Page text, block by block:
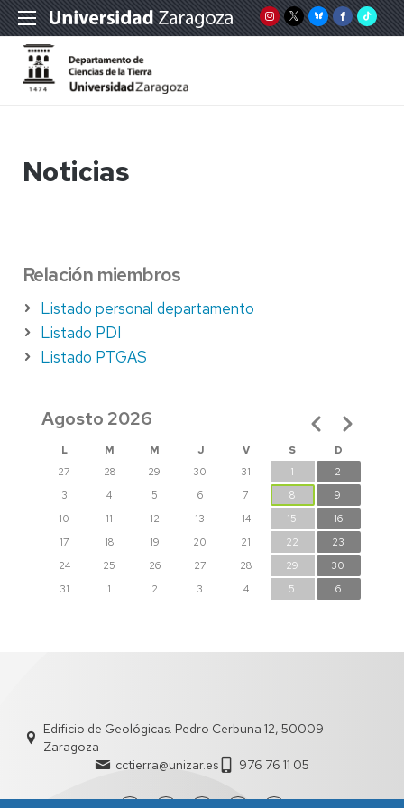
Noticias
Relación miembros
Listado personal departamento
Listado PDI
Listado PTGAS
Agosto 2026
L M M J V S
D
27
28 29 30 31 1
2
3
4 5 6 7 8
9
10
11 12 13 14 15
16
17
18 19 20 21 22
23
24
25 26 27 28 29
30
31
1 2 3 4 5 6
Paginación
Edificio de Geológicas. Pedro Cerbuna 12, 50009
Zaragoza
cctierra@unizar.es
976 76 11 05